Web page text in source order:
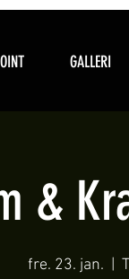
GALLERI
&
fre. 23. jan.